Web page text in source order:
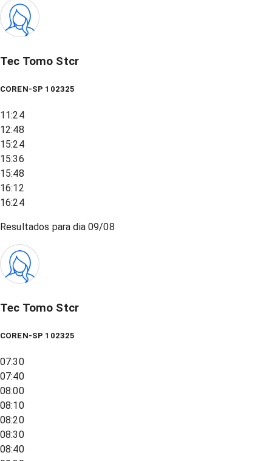
Tec Tomo Stcr
COREN-SP 102325
11:24
12:48
15:24
15:36
15:48
16:12
16:24
Resultados para dia09/08
Tec Tomo Stcr
COREN-SP 102325
07:30
07:40
08:00
08:10
08:20
08:30
08:40